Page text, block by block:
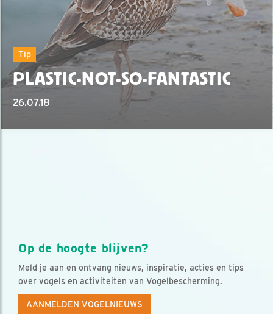
Tip
PLASTIC-NOT-SO-FANTASTIC
26.07.18
Op de hoogte blijven?
Meld je aan en ontvang nieuws, inspiratie, acties en tips
over vogels en activiteiten van Vogelbescherming.
AANMELDEN VOGELNIEUWS